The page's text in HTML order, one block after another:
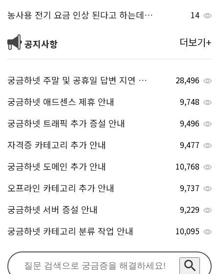
농사용 전기 요금 인상 된다고 하는데 얼마나 인상되나요? 14
공지사항 더보기+
궁금하넷 주말 및 공휴일 답변 지연 안내 28,496
궁금하넷 애드센스 제휴 안내 9,748
궁금하넷 트래픽 추가 증설 안내 9,496
자격증 카테고리 추가 안내 9,477
궁금하넷 도메인 추가 안내 10,768
오프라인 카테고리 추가 안내 9,737
궁금하넷 서버 증설 안내 9,229
궁금하넷 카테고리 분류 작업 안내 10,095